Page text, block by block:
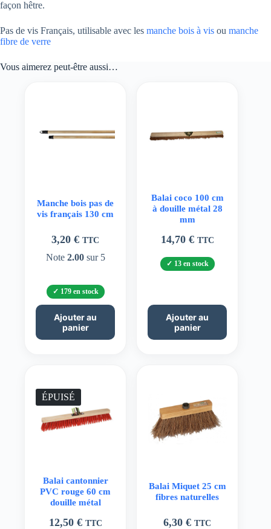
façon hêtre.
Pas de vis Français, utilisable avec les manche bois à vis ou manche
fibre de verre
Vous aimerez peut-être aussi…
Manche bois pas de
vis français 130 cm
3,20€ TTC
Note 2.00sur 5
179 en stock
Ajouter au
panier
Balai coco 100 cm
à douille métal 28
mm
14,70 € TTC
13 en stock
Ajouter au
panier
ÉPUISÉ
Balai cantonnier
PVC rouge 60 cm
douille métal
12,50 € TTC
Balai Miquet 25 cm
fibres naturelles
6,30€ TTC